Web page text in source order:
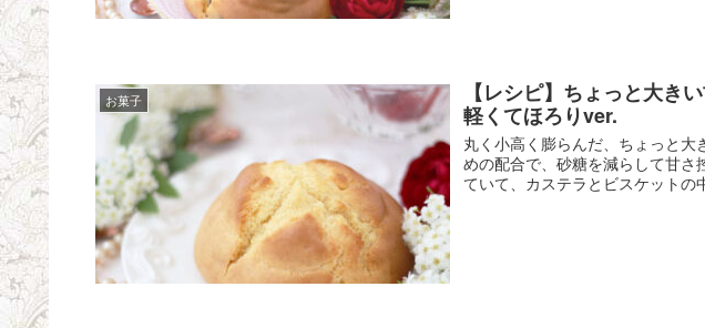
お菓子
【レシピ】ちょっと大き
軽くてほろりver.
丸く小高く膨らんだ、ちょっと
めの配合で、砂糖を減らして甘さ
ていて、カステラとビスケットの